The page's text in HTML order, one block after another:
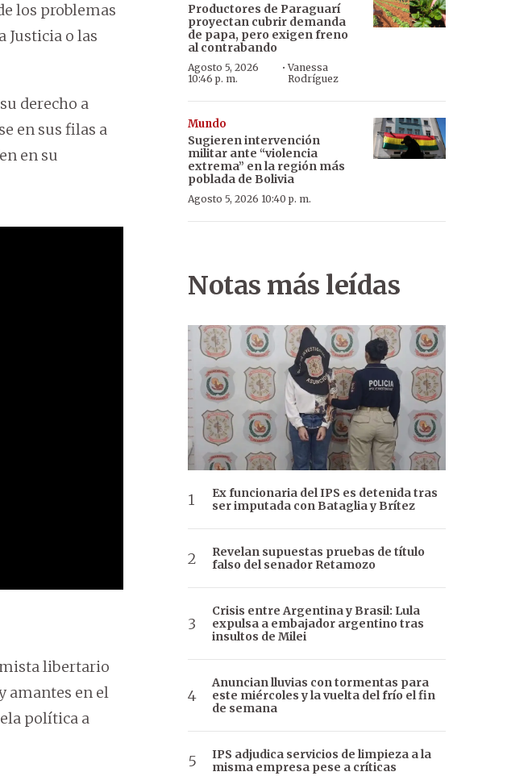
los problemas
Justicia o las
derecho a
en sus filas a
en su
libertario
amantes en el
política a
Productores de Paraguarí
proyectan cubrir demanda
de papa, pero exigen freno
al contrabando
Agosto 5, 2026
10:46 p. m.
·Vanessa
Rodríguez
Mundo
Sugieren intervención
militar ante “violencia
extrema” en la región más
poblada de Bolivia
Agosto 5, 2026 10:40 p. m.
Notas más leídas
Ex funcionaria del IPS es detenida tras
ser imputada con Bataglia y Brítez
Revelan supuestas pruebas de título
falso del senador Retamozo
Crisis entre Argentina y Brasil: Lula
expulsa a embajador argentino tras
insultos de Milei
Anuncian lluvias con tormentas para
este miércoles y la vuelta del frío el fin
de semana
IPS adjudica servicios de limpieza a la
misma empresa pese a críticas